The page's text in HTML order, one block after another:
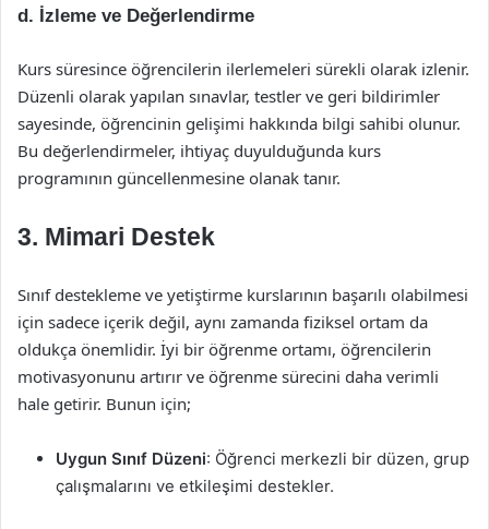
d. İzleme ve Değerlendirme
Kurs süresince öğrencilerin ilerlemeleri sürekli olarak izlenir.
Düzenli olarak yapılan sınavlar, testler ve geri bildirimler
sayesinde, öğrencinin gelişimi hakkında bilgi sahibi olunur.
Bu değerlendirmeler, ihtiyaç duyulduğunda kurs
programının güncellenmesine olanak tanır.
3. Mimari Destek
Sınıf destekleme ve yetiştirme kurslarının başarılı olabilmesi
için sadece içerik değil, aynı zamanda fiziksel ortam da
oldukça önemlidir. İyi bir öğrenme ortamı, öğrencilerin
motivasyonunu artırır ve öğrenme sürecini daha verimli
hale getirir. Bunun için;
Uygun Sınıf Düzeni: Öğrenci merkezli bir düzen, grup
çalışmalarını ve etkileşimi destekler.